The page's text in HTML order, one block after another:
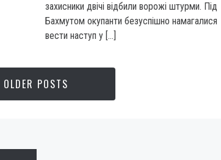
захисники двічі відбили ворожі штурми. Під
Бахмутом окупанти безуспішно намагалися
вести наступ у […]
OLDER POSTS